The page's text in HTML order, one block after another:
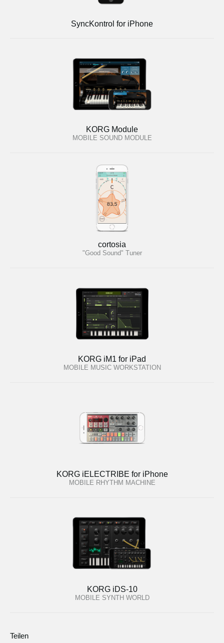
SyncKontrol for iPhone
KORG Module
MOBILE SOUND MODULE
cortosia
"Good Sound" Tuner
KORG iM1 for iPad
MOBILE MUSIC WORKSTATION
KORG iELECTRIBE for iPhone
MOBILE RHYTHM MACHINE
KORG iDS-10
MOBILE SYNTH WORLD
Teilen